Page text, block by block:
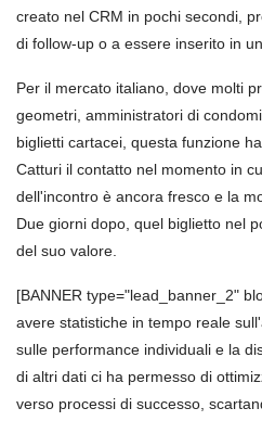
creato nel CRM in pochi secondi,
di follow-up o a essere inserito in
Per il mercato italiano, dove molti
geometri, amministratori di
biglietti cartacei, questa funzione
Catturi il contatto nel momento in
dell'incontro è ancora fresco e la
Due giorni dopo, quel biglietto nel
del suo valore.
[BANNER type="lead_banner_2"
avere statistiche in tempo reale
sulle performance individuali e la
di altri dati ci ha permesso di
verso processi di successo,